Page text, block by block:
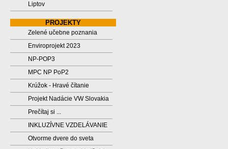
Liptov
PROJEKTY
Zelené učebne poznania
Enviroprojekt 2023
NP-POP3
MPC NP PoP2
Krúžok - Hravé čítanie
Projekt Nadácie VW Slovakia
Prečítaj si ...
INKLUZÍVNE VZDELÁVANIE
Otvorme dvere do sveta